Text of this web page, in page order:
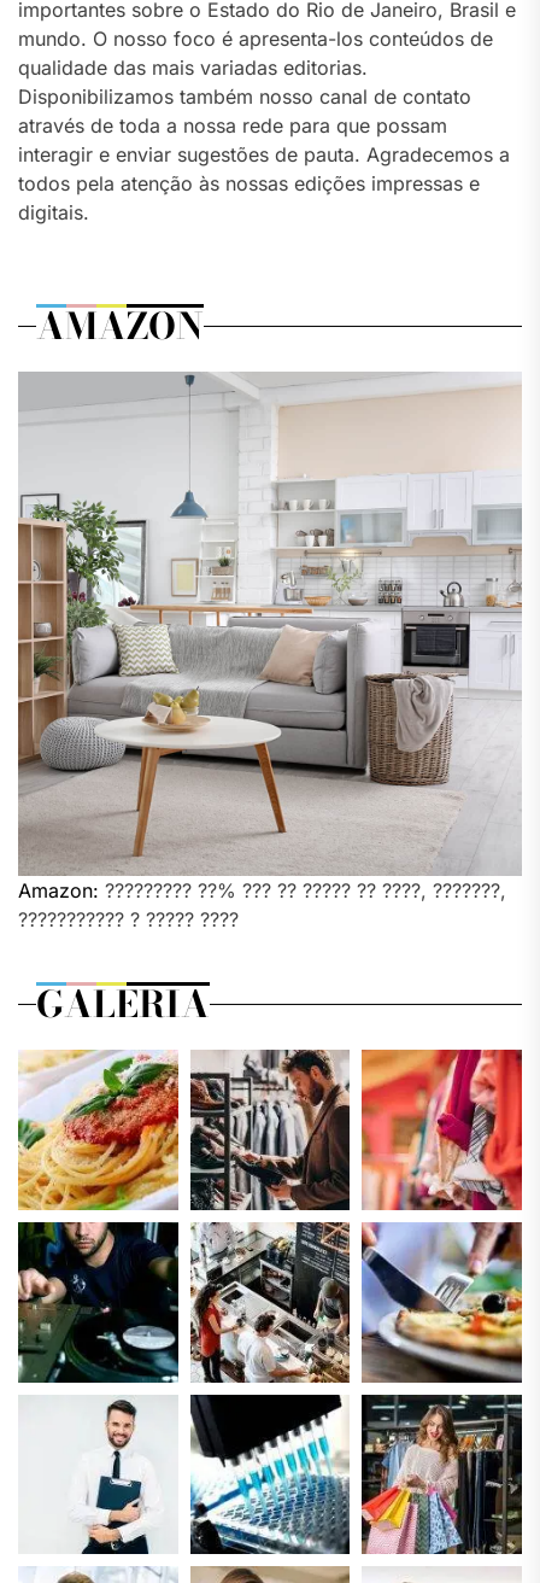
importantes sobre o Estado do Rio de Janeiro, Brasil e
mundo. O nosso foco é apresenta-los conteúdos de
qualidade das mais variadas editorias.
Disponibilizamos também nosso canal de contato
através de toda a nossa rede para que possam
interagir e enviar sugestões de pauta. Agradecemos a
todos pela atenção às nossas edições impressas e
digitais.
AMAZON
Amazon: ????????? ??% ??? ?? ????? ?? ????, ???????,
??????????? ? ????? ????
GALERIA